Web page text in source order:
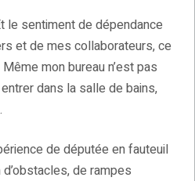
le sentiment de dépendance
et de mes collaborateurs, ce
mon bureau n’est pas
dans la salle de bains,
de députée en fauteuil
de rampes